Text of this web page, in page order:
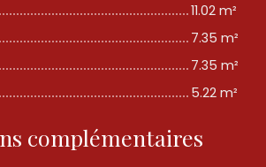
11.02 m²
7.35 m²
7.35 m²
5.22 m²
complémentaires